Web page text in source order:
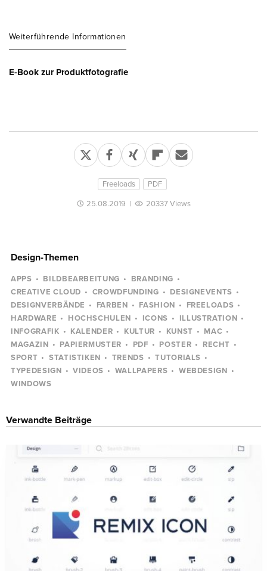
Weiterführende Informationen
E-Book zur Produktfotografie
Freeloads PDF
25.08.2019 | 20337 Views
Design-Themen
APPS BILDBEARBEITUNG
BRANDING
CREATIVE CLOUD
CROWDFUNDING
DESIGNEVENTS
DESIGNVERBÄNDE
FARBEN FASHION
FREELOADS
HARDWARE
HOCHSCHULEN ICONS
ILLUSTRATION
INFOGRAFIK
KALENDER KULTUR KUNST
MAC
MAGAZIN
PAPIERMUSTER PDF POSTER
RECHT
SPORT
STATISTIKEN TRENDS
TUTORIALS
TYPEDESIGN
VIDEOS WALLPAPERS
WEBDESIGN
WINDOWS
Verwandte Beiträge